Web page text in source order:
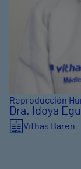
Reproducción
Dra. Idoya
Vithas Baren